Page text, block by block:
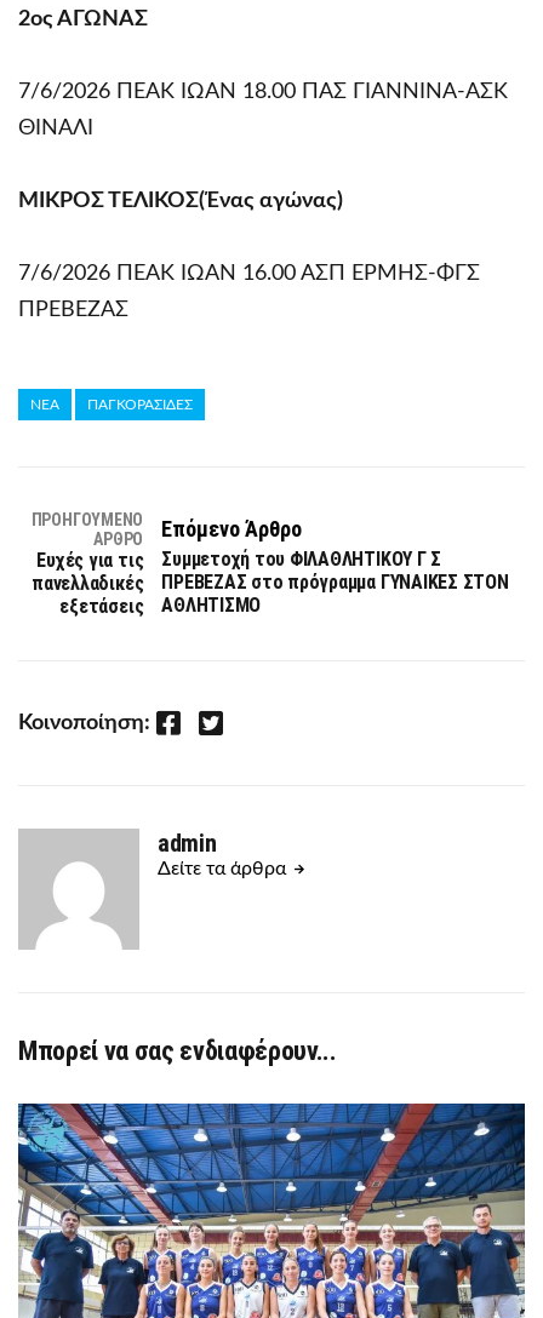
2ος ΑΓΩΝΑΣ
7/6/2026 ΠΕΑΚ ΙΩΑΝ 18.00 ΠΑΣ ΓΙΑΝΝΙΝΑ-ΑΣΚ
ΘΙΝΑΛΙ
ΜΙΚΡΟΣ ΤΕΛΙΚΟΣ(Ένας αγώνας)
7/6/2026 ΠΕΑΚ ΙΩΑΝ 16.00 ΑΣΠ ΕΡΜΗΣ-ΦΓΣ
ΠΡΕΒΕΖΑΣ
ΝΕΑ ΠΑΓΚΟΡΑΣΙΔΕΣ
ΠΡΟΗΓΟΎΜΕΝΟ
ΆΡΘΡΟ
Ευχές για τις
πανελλαδικές
εξετάσεις
Επόμενο Άρθρο
Συμμετοχή του ΦΙΛΑΘΛΗΤΙΚΟΥ Γ Σ
ΠΡΕΒΕΖΑΣ στο πρόγραμμα ΓΥΝΑΙΚΕΣ ΣΤΟΝ
ΑΘΛΗΤΙΣΜΟ
Κοινοποίηση: Facebook Twitter
admin
Δείτε τα άρθρα
Μπορεί να σας ενδιαφέρουν...